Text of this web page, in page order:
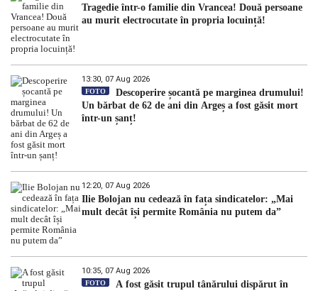
Tragedie într-o familie din Vrancea! Două persoane
au murit electrocutate în propria locuință!
13:30, 07 Aug 2026
FOTO
Descoperire șocantă pe marginea drumului!
Un bărbat de 62 de ani din Argeș a fost găsit mort
într-un șanț!
12:20, 07 Aug 2026
Ilie Bolojan nu cedează în fața sindicatelor: „Mai
mult decât își permite România nu putem da”
10:35, 07 Aug 2026
FOTO
A fost găsit trupul tânărului dispărut în